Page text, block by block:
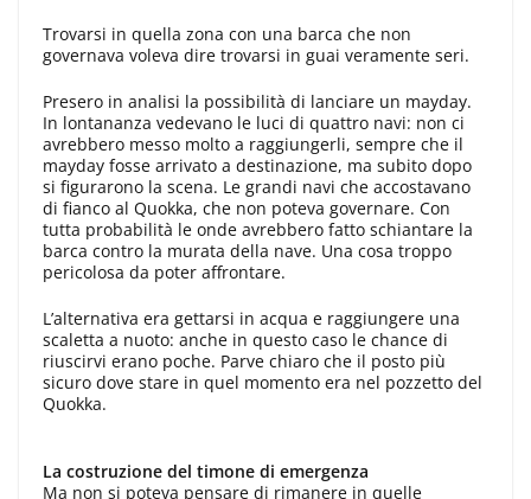
Trovarsi in quella zona con una barca che non
governava voleva dire trovarsi in guai veramente seri.
Presero in analisi la possibilità di lanciare un mayday.
In lontananza vedevano le luci di quattro navi: non ci
avrebbero messo molto a raggiungerli, sempre che il
mayday fosse arrivato a destinazione, ma subito dopo
si figurarono la scena. Le grandi navi che accostavano
di fianco al Quokka, che non poteva governare. Con
tutta probabilità le onde avrebbero fatto schiantare la
barca contro la murata della nave. Una cosa troppo
pericolosa da poter affrontare.
L’alternativa era gettarsi in acqua e raggiungere una
scaletta a nuoto: anche in questo caso le chance di
riuscirvi erano poche. Parve chiaro che il posto più
sicuro dove stare in quel momento era nel pozzetto del
Quokka.
La costruzione del timone di emergenza
Ma non si poteva pensare di rimanere in quelle